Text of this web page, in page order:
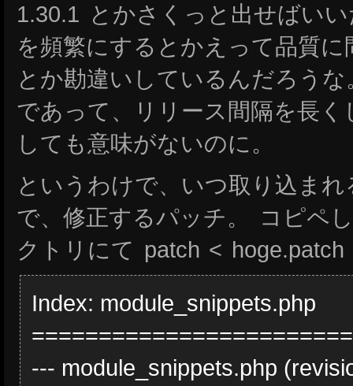
1.30.1 とかさくっと出せばい
を頻繁にするとかえって品質
とか勘違いしているんだろう
であって、リリース間隔を長く
しても意味がないのに。
というわけで、いつ取り込ま
で、修正するパッチ。 コピペ
クトリにて patch <
Index: module_snippets.php
--- module_snippets.php